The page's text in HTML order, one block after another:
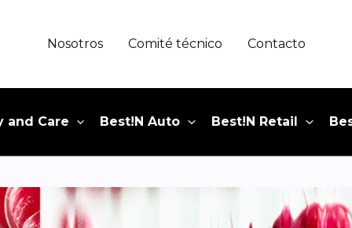
Nosotros Comité técnico Contacto
and Care Best!N Auto Best!N Retail